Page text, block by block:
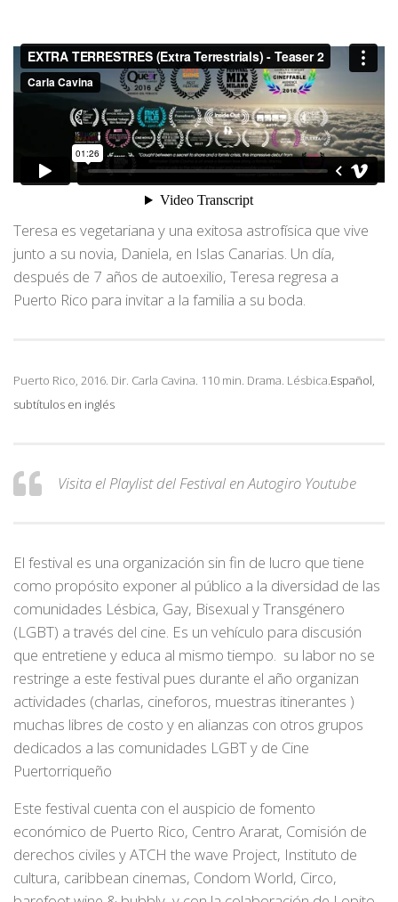
Teresa es vegetariana y una exitosa astrofísica que vive
junto a su novia, Daniela, en Islas Canarias. Un día,
después de 7 años de autoexilio, Teresa regresa a
Puerto Rico para invitar a la familia a su boda.
Puerto Rico, 2016. Dir. Carla Cavina. 110 min. Drama. Lésbica.Español,
subtítulos en inglés
Visita el Playlist del Festival en Autogiro Youtube
El festival es una organización sin fin de lucro que tiene
como propósito exponer al público a la diversidad de las
comunidades Lésbica, Gay, Bisexual y Transgénero
(LGBT) a través del cine. Es un vehículo para discusión
que entretiene y educa al mismo tiempo. su labor no se
restringe a este festival pues durante el año organizan
actividades (charlas, cineforos, muestras itinerantes )
muchas libres de costo y en alianzas con otros grupos
dedicados a las comunidades LGBT y de Cine
Puertorriqueño
Este festival cuenta con el auspicio de fomento
económico de Puerto Rico, Centro Ararat, Comisión de
derechos civiles y ATCH the wave Project, Instituto de
cultura, caribbean cinemas, Condom World, Circo,